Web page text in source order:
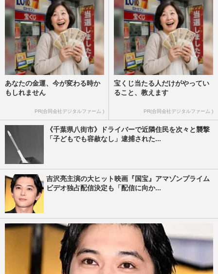
あなたの金運、今が変わる時か
もしれません
PR(合同会社デジタルファーム )
宝くじ当たる人だけがやってい
ること、教えます
PR(合同会社デジタルファーム )
《千葉県八街市》ドライバーで近隣住民を次々と襲撃
「子どもでも容赦なし」逮捕された...
吉沢亮主演の大ヒット映画『国宝』アマゾンプライム
ビデオ独占配信決定も「配信に向か...